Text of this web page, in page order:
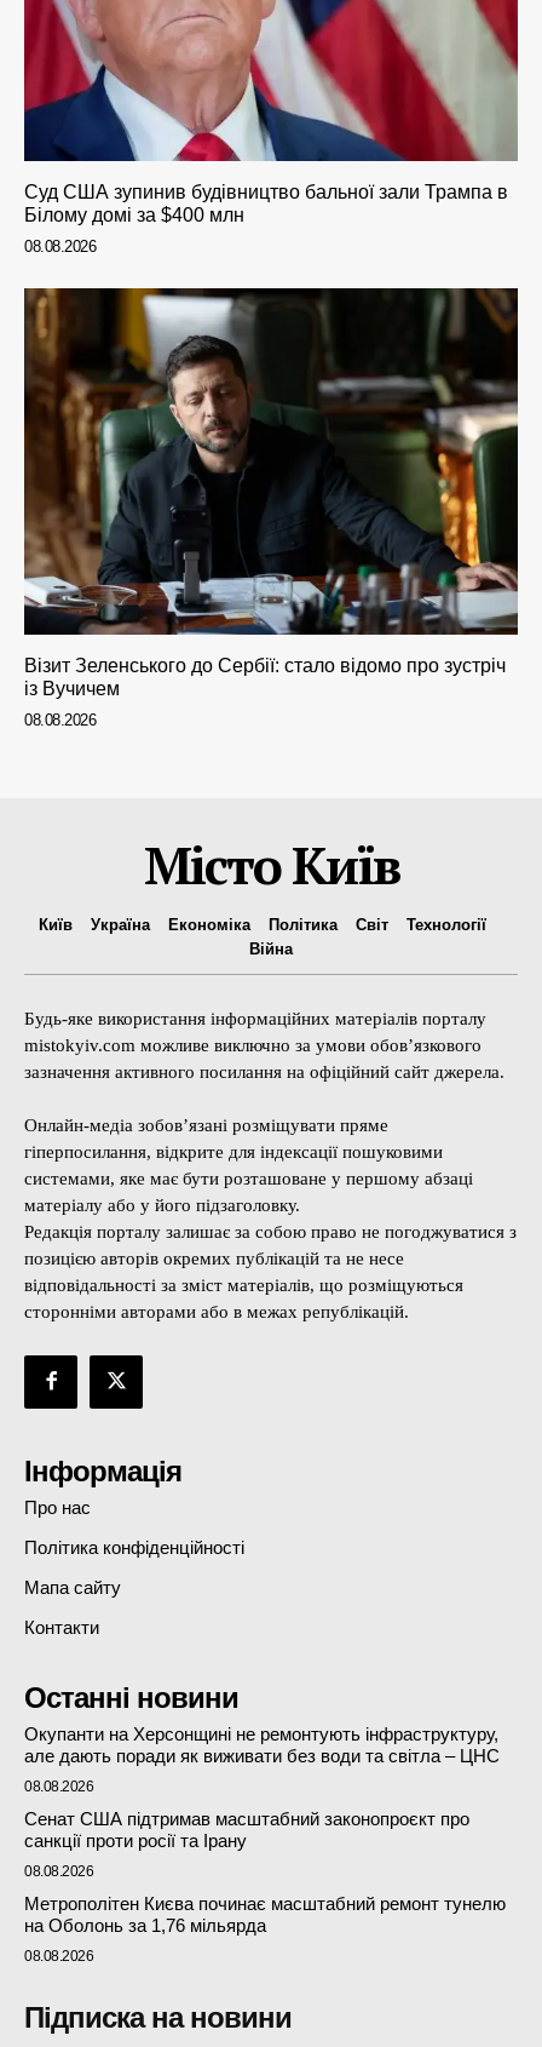
Суд США зупинив будівництво бальної зали Трампа в
Білому домі за $400 млн
08.08.2026
Візит Зеленського до Сербії: стало відомо про зустріч
із Вучичем
08.08.2026
Місто Київ
Київ Україна Економіка Політика Світ
Технології
Війна
Будь-яке використання інформаційних матеріалів порталу
mistokyiv.com можливе виключно за умови обов’язкового
зазначення активного посилання на офіційний сайт джерела.
Онлайн-медіа зобов’язані розміщувати пряме
гіперпосилання, відкрите для індексації пошуковими
системами, яке має бути розташоване у першому абзаці
матеріалу або у його підзаголовку.
Редакція порталу залишає за собою право не погоджуватися з
позицією авторів окремих публікацій та не несе
відповідальності за зміст матеріалів, що розміщуються
сторонніми авторами або в межах републікацій.
Інформація
Про нас
Політика конфіденційності
Мапа сайту
Контакти
Останні новини
Окупанти на Херсонщині не ремонтують інфраструктуру,
але дають поради як виживати без води та світла – ЦНС
08.08.2026
Сенат США підтримав масштабний законопроєкт про
санкції проти росії та Ірану
08.08.2026
Метрополітен Києва починає масштабний ремонт тунелю
на Оболонь за 1,76 мільярда
08.08.2026
Підписка на новини